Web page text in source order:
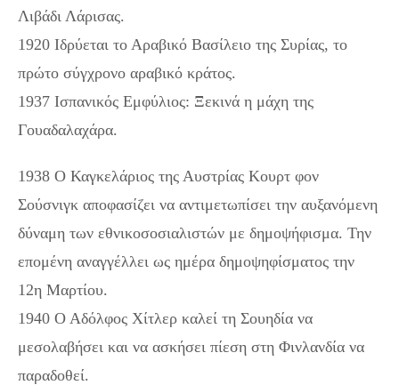
Λιβάδι Λάρισας.
1920 Ιδρύεται το Αραβικό Βασίλειο της Συρίας, το
πρώτο σύγχρονο αραβικό κράτος.
1937 Ισπανικός Εμφύλιος: Ξεκινά η μάχη της
Γουαδαλαχάρα.
1938 Ο Καγκελάριος της Αυστρίας Κουρτ φον
Σούσνιγκ αποφασίζει να αντιμετωπίσει την αυξανόμενη
δύναμη των εθνικοσοσιαλιστών με δημοψήφισμα. Την
επομένη αναγγέλλει ως ημέρα δημοψηφίσματος την
12η Μαρτίου.
1940 Ο Αδόλφος Χίτλερ καλεί τη Σουηδία να
μεσολαβήσει και να ασκήσει πίεση στη Φινλανδία να
παραδοθεί.